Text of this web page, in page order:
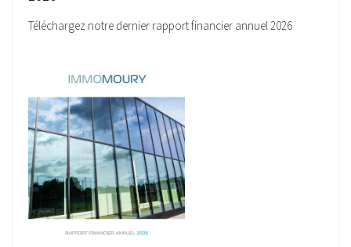
Téléchargez notre dernier rapport financier annuel 2026